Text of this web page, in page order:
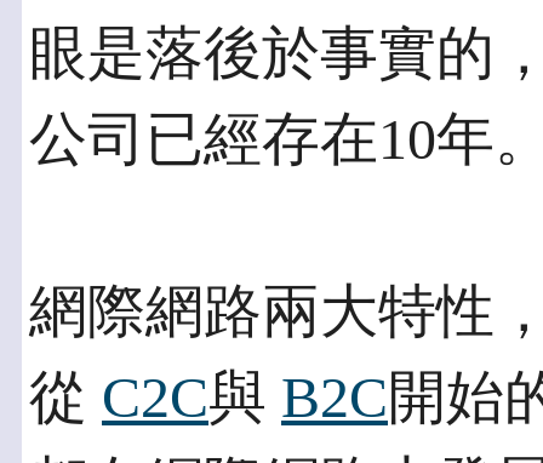
眼是落後於事實的
公司已經存在10年
網際網路兩大特性
從 C2C與 B2C開始